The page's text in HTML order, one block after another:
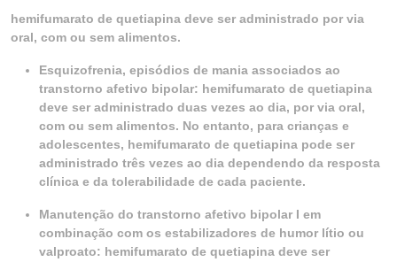
hemifumarato de quetiapina deve ser administrado por via
oral, com ou sem alimentos.
Esquizofrenia, episódios de mania associados ao
transtorno afetivo bipolar: hemifumarato de quetiapina
deve ser administrado duas vezes ao dia, por via oral,
com ou sem alimentos. No entanto, para crianças e
adolescentes, hemifumarato de quetiapina pode ser
administrado três vezes ao dia dependendo da resposta
clínica e da tolerabilidade de cada paciente.
Manutenção do transtorno afetivo bipolar I em
combinação com os estabilizadores de humor lítio ou
valproato: hemifumarato de quetiapina deve ser